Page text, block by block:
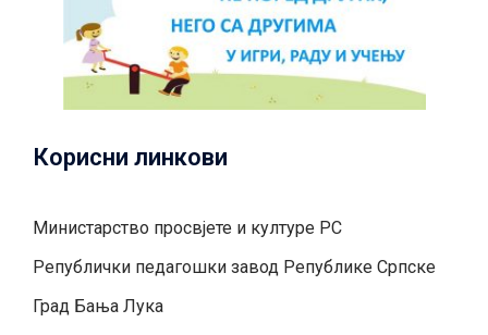
Корисни линкови
Министарство просвјете и културе РС
Републички педагошки завод Републике Српске
Град Бањa Лукa